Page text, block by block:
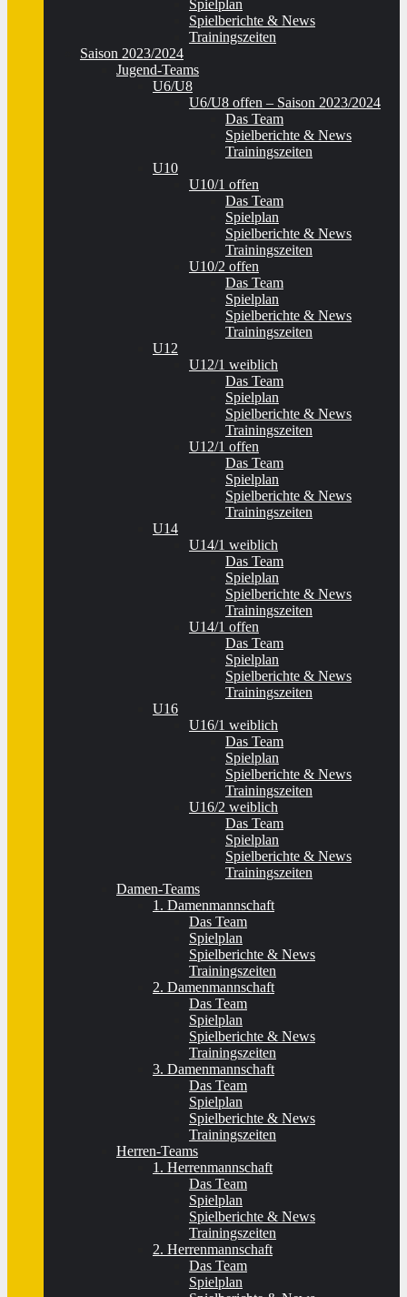
Spielplan
Spielberichte & News
Trainingszeiten
Saison 2023/2024
Jugend-Teams
U6/U8
U6/U8 offen – Saison 2023/2024
Das Team
Spielberichte & News
Trainingszeiten
U10
U10/1 offen
Das Team
Spielplan
Spielberichte & News
Trainingszeiten
U10/2 offen
Das Team
Spielplan
Spielberichte & News
Trainingszeiten
U12
U12/1 weiblich
Das Team
Spielplan
Spielberichte & News
Trainingszeiten
U12/1 offen
Das Team
Spielplan
Spielberichte & News
Trainingszeiten
U14
U14/1 weiblich
Das Team
Spielplan
Spielberichte & News
Trainingszeiten
U14/1 offen
Das Team
Spielplan
Spielberichte & News
Trainingszeiten
U16
U16/1 weiblich
Das Team
Spielplan
Spielberichte & News
Trainingszeiten
U16/2 weiblich
Das Team
Spielplan
Spielberichte & News
Trainingszeiten
Damen-Teams
1. Damenmannschaft
Das Team
Spielplan
Spielberichte & News
Trainingszeiten
2. Damenmannschaft
Das Team
Spielplan
Spielberichte & News
Trainingszeiten
3. Damenmannschaft
Das Team
Spielplan
Spielberichte & News
Trainingszeiten
Herren-Teams
1. Herrenmannschaft
Das Team
Spielplan
Spielberichte & News
Trainingszeiten
2. Herrenmannschaft
Das Team
Spielplan